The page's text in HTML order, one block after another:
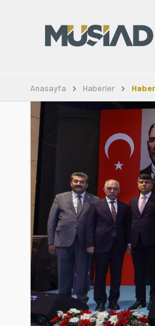
Anasayfa Haberler